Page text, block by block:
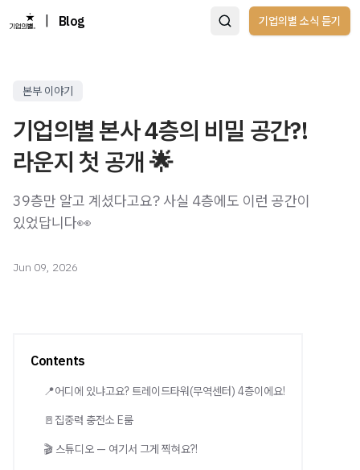
Blog 기업의별 소식 듣기
본부 이야기
기업의별 본사 4층의 비밀 공간?!
라운지 첫 공개 🌟
39층만 알고 계셨다고요? 사실 4층에도 이런 공간이
있었답니다👀
Jun 09, 2026
Contents
📍어디에 있냐고요? 트레이드타워(무역센터) 4층이에요!
🚪집중력 충전소 E룸
🎬 스튜디오 — 여기서 그게 찍혀요?!